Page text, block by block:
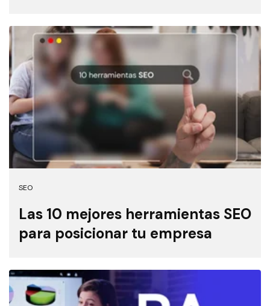
SEO
Las 10 mejores herramientas SEO
para posicionar tu empresa